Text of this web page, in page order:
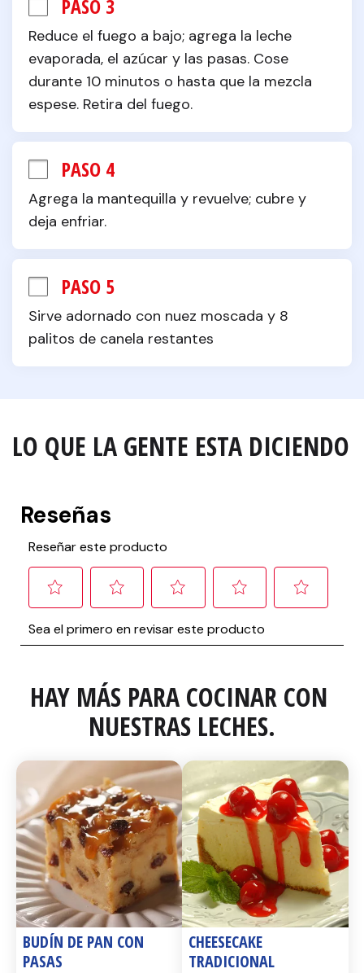
PASO 3
Reduce el fuego a bajo; agrega la leche
evaporada, el azúcar y las pasas. Cose
durante 10 minutos o hasta que la mezcla
espese. Retira del fuego.
PASO 4
Agrega la mantequilla y revuelve; cubre y
deja enfriar.
PASO 5
Sirve adornado con nuez moscada y 8
palitos de canela restantes
LO QUE LA GENTE ESTA DICIENDO
HAY MÁS PARA COCINAR CON
NUESTRAS LECHES.
BUDÍN DE PAN CON
PASAS
CHEESECAKE
TRADICIONAL